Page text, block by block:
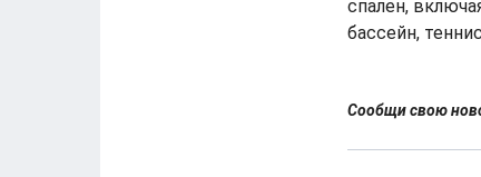
спален,
бассейн,
Сообщи свою